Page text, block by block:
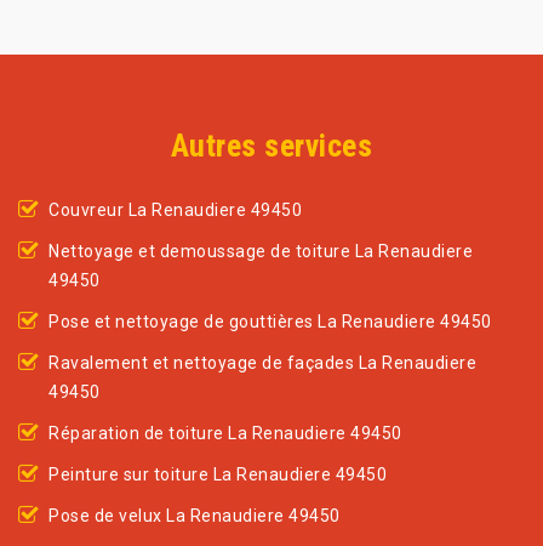
Autres services
Couvreur La Renaudiere 49450
Nettoyage et demoussage de toiture La Renaudiere
49450
Pose et nettoyage de gouttières La Renaudiere 49450
Ravalement et nettoyage de façades La Renaudiere
49450
Réparation de toiture La Renaudiere 49450
Peinture sur toiture La Renaudiere 49450
Pose de velux La Renaudiere 49450